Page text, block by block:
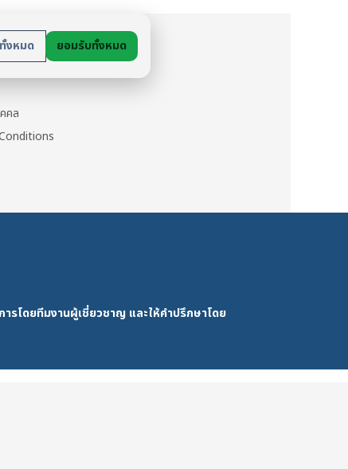
งหมด ยอมรับทั้งหมด
คล
โดยทีมงานผู้เชี่ยวชาญ และให้คำปรึกษาโดย